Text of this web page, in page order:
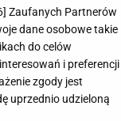
] Zaufanych Partnerów
dane osobowe takie
do celów
i preferencji
zgody jest
uprzednio udzieloną